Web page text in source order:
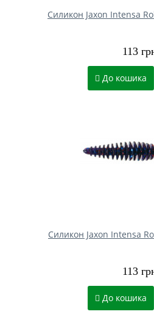
Силикон Jaxon Intensa
113
До кошика
Силикон Jaxon Intensa
113
До кошика